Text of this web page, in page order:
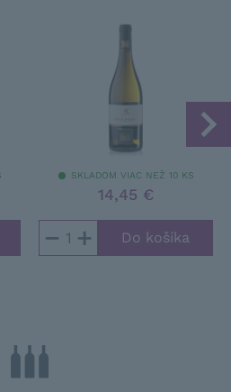
SKLADOM VIAC NEŽ 10 KS
14,45 €
− +